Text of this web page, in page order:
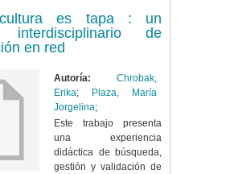
es tapa : un
interdisciplinario de
en red
Autoría:
Chrobak,
Erika;
Plaza, María
Jorgelina;
Este trabajo presenta
una experiencia
didáctica de búsqueda,
gestión y validación de